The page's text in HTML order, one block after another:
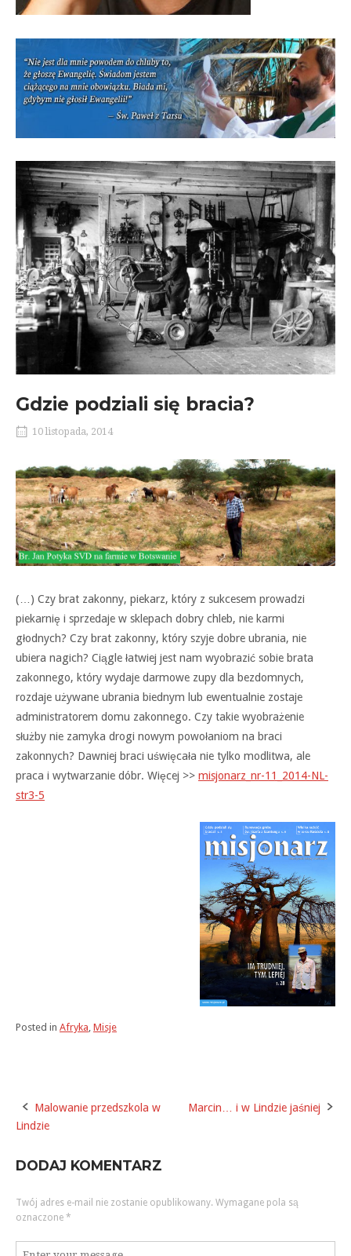
Gdzie podziali się bracia?
10 listopada, 2014
(…) Czy brat zakonny, piekarz, który z sukcesem prowadzi
piekarnię i sprzedaje w sklepach dobry chleb, nie karmi
głodnych? Czy brat zakonny, który szyje dobre ubrania, nie
ubiera nagich? Ciągle łatwiej jest nam wyobrazić sobie brata
zakonnego, który wydaje darmowe zupy dla bezdomnych,
rozdaje używane ubrania biednym lub ewentualnie zostaje
administratorem domu zakonnego. Czy takie wyobrażenie
służby nie zamyka drogi nowym powołaniom na braci
zakonnych? Dawniej braci uświęcała nie tylko modlitwa, ale
praca i wytwarzanie dóbr. Więcej >> misjonarz_nr-11_2014-NL-
str3-5
Posted in Afryka Misje
Post
Malowanie przedszkola w
Lindzie
Marcin… i w Lindzie jaśniej
DODAJ KOMENTARZ
Twój adres e-mail nie zostanie opublikowany. Wymagane pola są
oznaczone *
Komentarz